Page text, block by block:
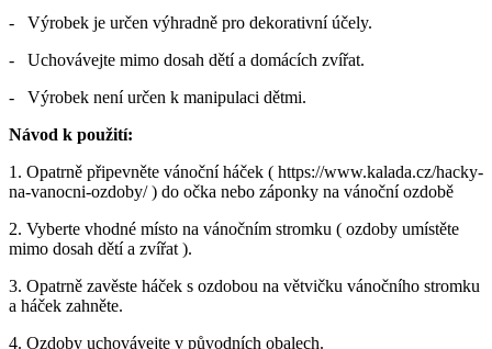
- Výrobek je určen výhradně pro dekorativní účely.
- Uchovávejte mimo dosah dětí a domácích zvířat.
- Výrobek není určen k manipulaci dětmi.
Návod k použití:
1. Opatrně připevněte vánoční háček ( https://www.kalada.cz/hacky-
na-vanocni-ozdoby/ ) do očka nebo záponky na vánoční ozdobě
2. Vyberte vhodné místo na vánočním stromku ( ozdoby umístěte
mimo dosah dětí a zvířat ).
3. Opatrně zavěste háček s ozdobou na větvičku vánočního stromku
a háček zahněte.
4. Ozdoby uchovávejte v původních obalech.